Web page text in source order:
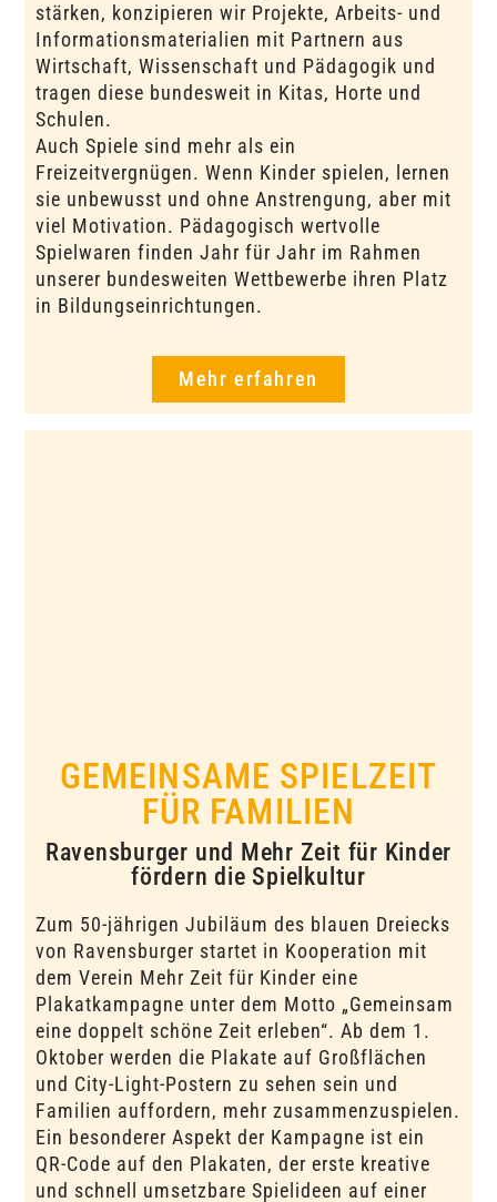
stärken, konzipieren wir Projekte, Arbeits- und
Informationsmaterialien mit Partnern aus
Wirtschaft, Wissenschaft und Pädagogik und
tragen diese bundesweit in Kitas, Horte und
Schulen.
Auch Spiele sind mehr als ein
Freizeitvergnügen. Wenn Kinder spielen, lernen
sie unbewusst und ohne Anstrengung, aber mit
viel Motivation. Pädagogisch wertvolle
Spielwaren finden Jahr für Jahr im Rahmen
unserer bundesweiten Wettbewerbe ihren Platz
in Bildungseinrichtungen.
Mehr erfahren
GEMEINSAME SPIELZEIT
FÜR FAMILIEN
Ravensburger und Mehr Zeit für Kinder
fördern die Spielkultur
Zum 50-jährigen Jubiläum des blauen Dreiecks
von Ravensburger startet in Kooperation mit
dem Verein Mehr Zeit für Kinder eine
Plakatkampagne unter dem Motto „Gemeinsam
eine doppelt schöne Zeit erleben“. Ab dem 1.
Oktober werden die Plakate auf Großflächen
und City-Light-Postern zu sehen sein und
Familien auffordern, mehr zusammenzuspielen.
Ein besonderer Aspekt der Kampagne ist ein
QR-Code auf den Plakaten, der erste kreative
und schnell umsetzbare Spielideen auf einer